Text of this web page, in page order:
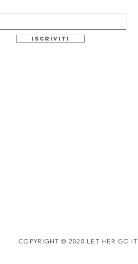
Iscriviti
COPYRIGHT © 2020 LET HER GO IT